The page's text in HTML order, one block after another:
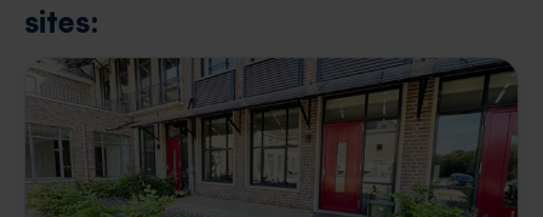
sites: